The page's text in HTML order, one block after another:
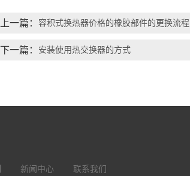
上一篇： 容积式换热器价格的橡胶部件的更换流程
下一篇： 安装使用热交换器的方式
新闻中心 联系我们